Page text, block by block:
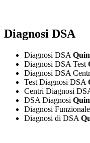
Diagnosi DSA
Diagnosi DSA
Diagnosi DSA Test
Diagnosi DSA
Test Diagnosi DSA
Centri Diagnosi
DSA Diagnosi
Diagnosi
Diagnosi di DSA